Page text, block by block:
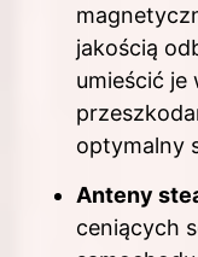
jakością
umieścić je
optymalny
Anteny
ceniących